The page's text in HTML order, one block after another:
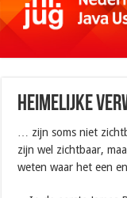
Heimelijke
… zijn soms niet
zijn wel zichtbaar,
weten waar het een